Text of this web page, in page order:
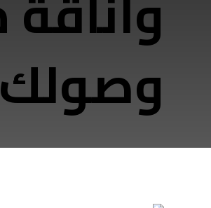
وصولك